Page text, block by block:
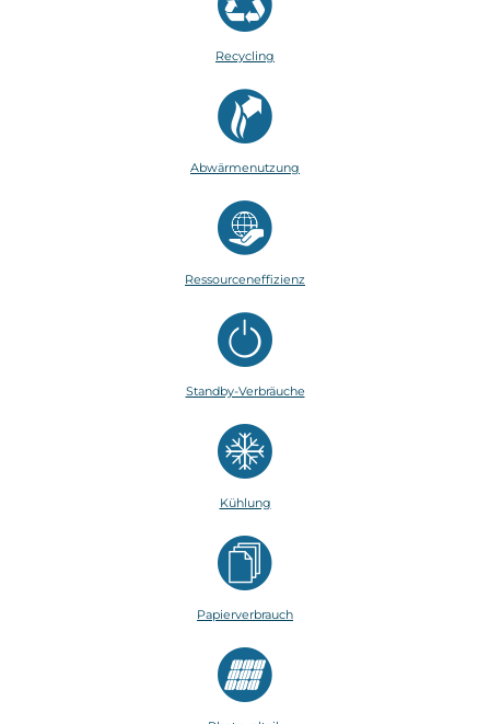
Recycling
Abwärmenutzung
Ressourceneffizienz
Standby-Verbräuche
Kühlung
Papierverbrauch